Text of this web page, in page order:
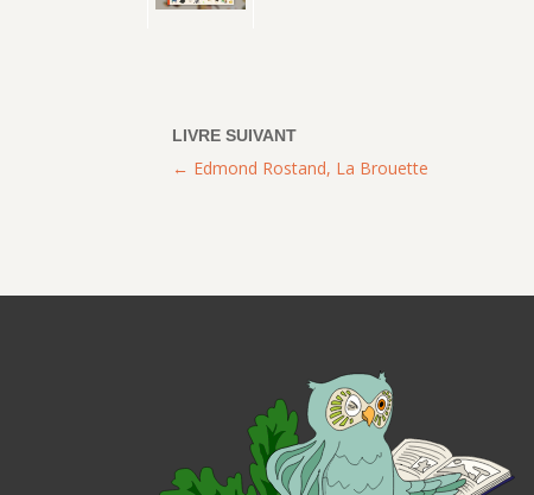
Edmond Rostand, La Brouette